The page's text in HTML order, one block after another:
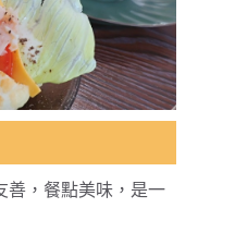
善，餐點美味，是一